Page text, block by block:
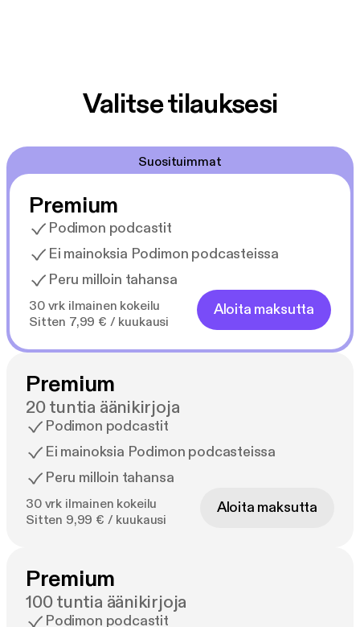
Valitse tilauksesi
Suosituimmat
Premium
Podimon podcastit
Ei mainoksia Podimon podcasteissa
Peru milloin tahansa
30 vrk ilmainen kokeilu
Sitten 7,99 € / kuukausi
Aloita maksutta
Premium
20 tuntia äänikirjoja
Podimon podcastit
Ei mainoksia Podimon podcasteissa
Peru milloin tahansa
30 vrk ilmainen kokeilu
Sitten 9,99 € / kuukausi
Aloita maksutta
Premium
100 tuntia äänikirjoja
Podimon podcastit